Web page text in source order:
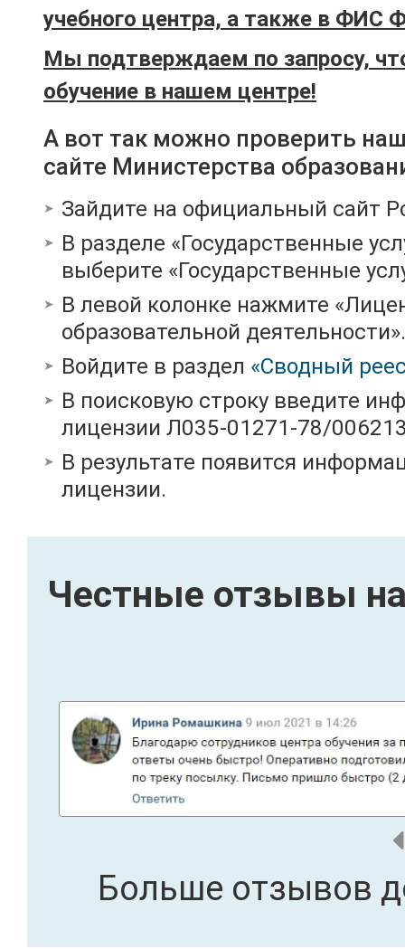
учебного центра, а также в ФИС
Мы подтверждаем по запросу,
обучение в нашем центре!
А вот так можно проверить
сайте Министерства
Зайдите на официальный сайт
В разделе «Государственные
выберите «Государственные
В левой колонке нажмите
образовательной деятельности».
Войдите в раздел «Сводный
В поисковую строку введите
лицензии Л035-01271-78/
В результате появится
лицензии.
Честные отзывы
Больше отзывов